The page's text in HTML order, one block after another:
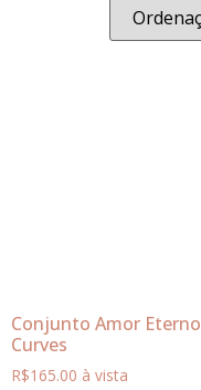
Conjunto Amor Eterno
Curves
R$165.00 à vista